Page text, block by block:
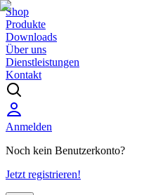
Shop
Produkte
Downloads
Über uns
Dienstleistungen
Kontakt
Anmelden
Noch kein Benutzerkonto?
Jetzt registrieren!